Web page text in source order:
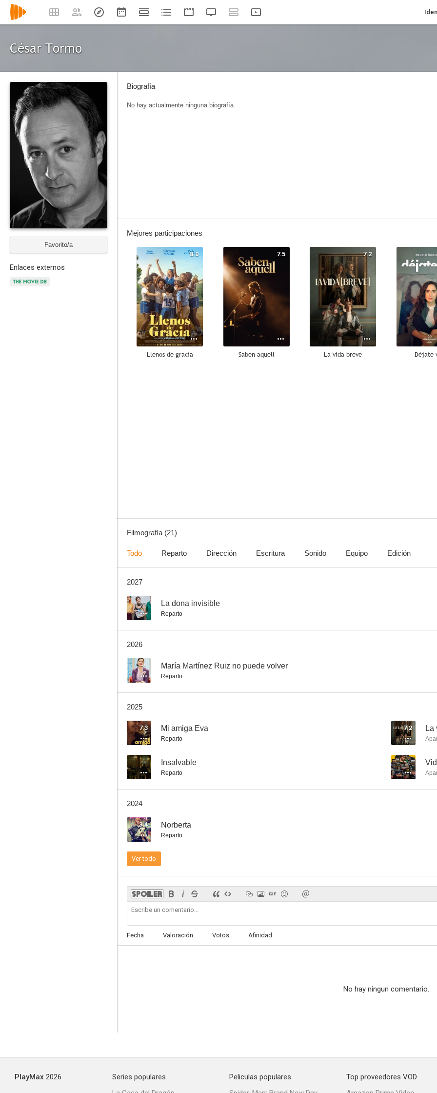
César Tormo
Favorito/a
Enlaces externos
Biografía
No hay actualmente ninguna biografía.
Mejores participaciones
8.0
Llenos de gracia
7.5
Saben aquell
7.2
La vida breve Déjate
--
Filmografía (21)
Todo Reparto Dirección Escritura Sonido Equipo Edición
2027
-- La dona invisible
Reparto
2026
-- María Martínez Ruiz no puede volver
Reparto
2025
7.3 Mi amiga Eva
Reparto
7.2 La
-- Insalvable
Reparto
--
2024
3.4 Norberta
Reparto
Ver todo
Fecha Valoración Votos Afinidad
No hay ningun comentario.
PlayMax 2026
Series populares
Peliculas populares
Top proveedores VOD